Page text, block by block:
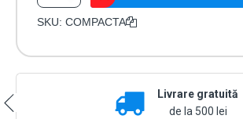
Fotocelule
COMPACTA
SKU: COMPACTA
Livrare gratuită
de la 500 lei